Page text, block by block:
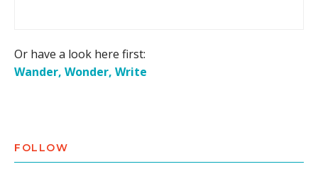
Or have a look here first:
Wander, Wonder, Write
FOLLOW